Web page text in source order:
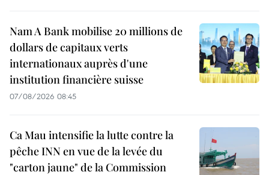
Nam A Bank mobilise 20 millions de
dollars de capitaux verts
internationaux auprès d'une
institution financière suisse
07/08/2026 08:45
Ca Mau intensifie la lutte contre la
pêche INN en vue de la levée du
"carton jaune" de la Commission